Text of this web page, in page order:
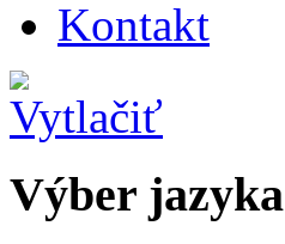
Kontakt
Výber jazyka